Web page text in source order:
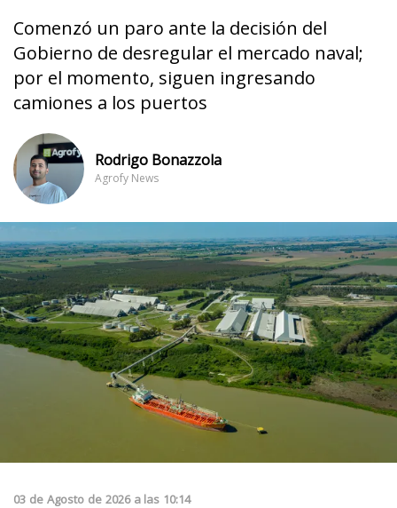
Comenzó un paro ante la decisión del
Gobierno de desregular el mercado naval;
por el momento, siguen ingresando
camiones a los puertos
Rodrigo Bonazzola
Agrofy News
03 de Agosto de 2026 a las 10:14